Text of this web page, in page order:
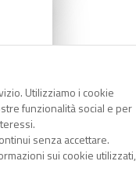
Utilizziamo i cookie
funzionalità social e per
senza accettare.
sui cookie utilizzati,